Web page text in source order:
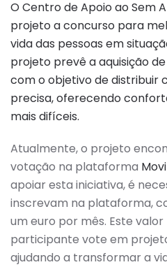
O Centro de Apoio ao Sem
projeto a concurso para
vida das pessoas em
projeto prevê a aquisição
com o objetivo de distribuir
precisa, oferecendo
mais difíceis.
Atualmente, o projeto
votação na plataforma
apoiar esta iniciativa, é
inscrevam na plataforma,
um euro por mês. Este
participante vote em
ajudando a transformar a